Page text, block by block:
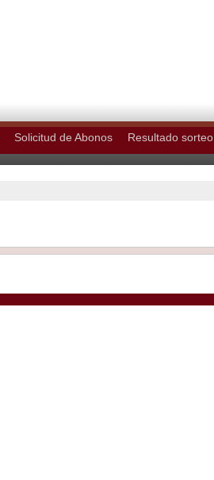
Solicitud de Abonos Resultado sorteo